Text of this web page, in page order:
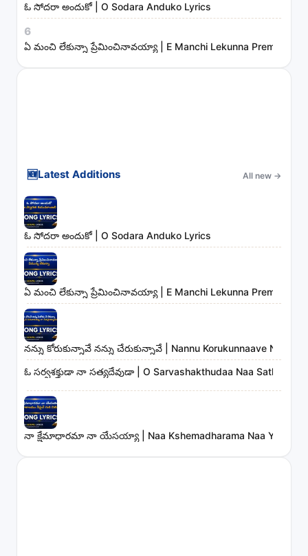
ఓ సోదరా అందుకో | O Sodara Anduko Lyrics
6
ఏ మంచి లేకున్నా ప్రేమించినావయ్యా | E Manchi Lekunna
🆕Latest Additions All new →
ఓ సోదరా అందుకో | O Sodara Anduko Lyrics
ఏ మంచి లేకున్నా ప్రేమించినావయ్యా | E Manchi Lekunna
నన్ను కోరుకున్నావే నన్ను చేరుకున్నావే | Nannu Korukunnaave Nannu
ఓ సర్వశక్తుడా నా సత్యదేవుడా | O Sarvashakthudaa Naa
నా క్షేమాధారమా నా యేసయ్యా | Naa Kshemadharama Naa Yesayya